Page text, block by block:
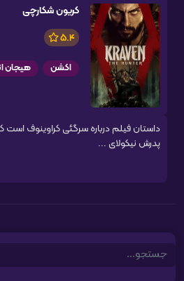
کریون شکارچی
5.4
اکشن هیجان
داستان فیلم درباره سرگئی کراوینوف
پدرش نیکولای ...
Search